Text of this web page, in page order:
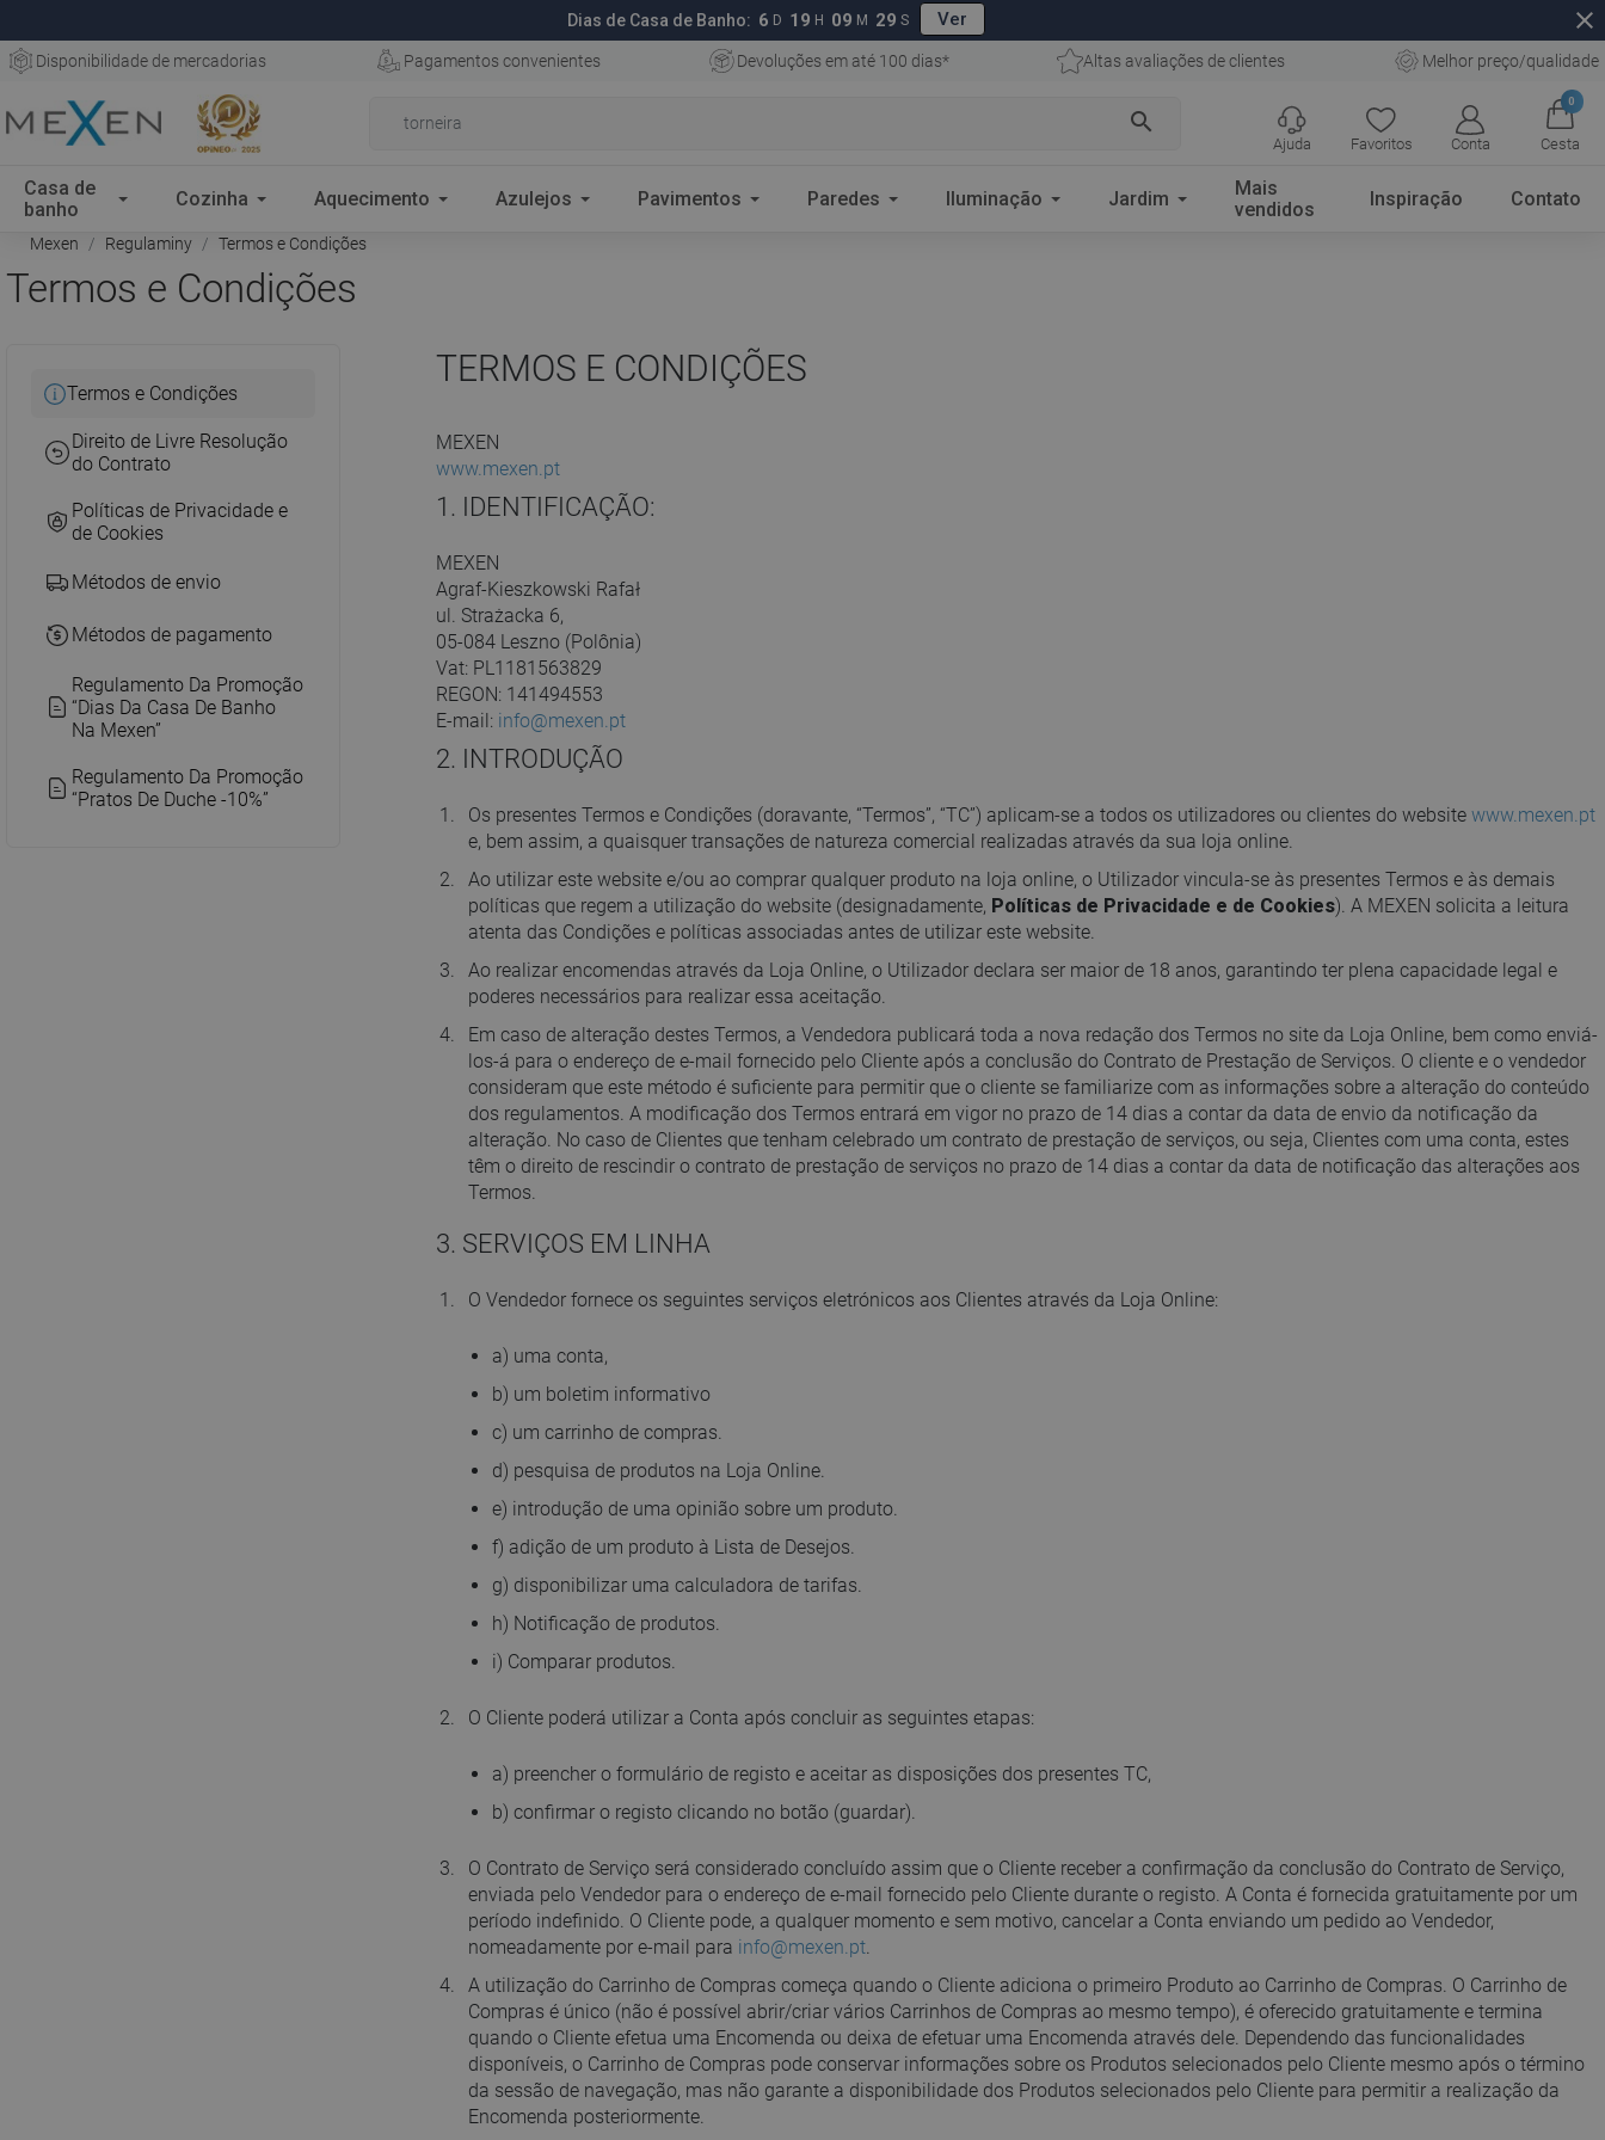
Dias de Casa de Banho: 6 D 19 H 09 M 28 S Ver close
Disponibilidade de mercadorias Pagamentos convenientes Devoluções em até 100 dias* Altas avaliações de clientes Melhor preço/qualidade
search
Favoritos Conta
0
Cesta
Ajuda
Casa de
banho
Cozinha Aquecimento Azulejos Pavimentos Paredes Iluminação Jardim
Mais
vendidos
Inspiração Contato
Mexen Regulaminy Termos e Condições
Termos e Condições
Termos e Condições
Direito de Livre Resolução
do Contrato
Políticas de Privacidade e
de Cookies
Métodos de envio
Métodos de pagamento
Regulamento Da Promoção
“Dias Da Casa De Banho
Na Mexen”
Regulamento Da Promoção
“Pratos De Duche -10%”
TERMOS E CONDIÇÕES
MEXEN
www.mexen.pt
1. IDENTIFICAÇÃO:
MEXEN
Agraf-Kieszkowski Rafał
ul. Strażacka 6,
05-084 Leszno (Polônia)
Vat: PL1181563829
REGON: 141494553
E-mail: info@mexen.pt
2. INTRODUÇÃO
Os presentes Termos e Condições (doravante, “Termos”, “TC”) aplicam-se a todos os utilizadores ou clientes do website www.mexen.pt
e, bem assim, a quaisquer transações de natureza comercial realizadas através da sua loja online.
Ao utilizar este website e/ou ao comprar qualquer produto na loja online, o Utilizador vincula-se às presentes Termos e às demais
políticas que regem a utilização do website (designadamente, Políticas de Privacidade e de Cookies). A MEXEN solicita a leitura
atenta das Condições e políticas associadas antes de utilizar este website.
Ao realizar encomendas através da Loja Online, o Utilizador declara ser maior de 18 anos, garantindo ter plena capacidade legal e
poderes necessários para realizar essa aceitação.
Em caso de alteração destes Termos, a Vendedora publicará toda a nova redação dos Termos no site da Loja Online, bem como enviá-
los-á para o endereço de e-mail fornecido pelo Cliente após a conclusão do Contrato de Prestação de Serviços. O cliente e o vendedor
consideram que este método é suficiente para permitir que o cliente se familiarize com as informações sobre a alteração do conteúdo
dos regulamentos. A modificação dos Termos entrará em vigor no prazo de 14 dias a contar da data de envio da notificação da
alteração. No caso de Clientes que tenham celebrado um contrato de prestação de serviços, ou seja, Clientes com uma conta, estes
têm o direito de rescindir o contrato de prestação de serviços no prazo de 14 dias a contar da data de notificação das alterações aos
Termos.
3. SERVIÇOS EM LINHA
O Vendedor fornece os seguintes serviços eletrónicos aos Clientes através da Loja Online:
a) uma conta,
b) um boletim informativo
c) um carrinho de compras.
d) pesquisa de produtos na Loja Online.
e) introdução de uma opinião sobre um produto.
f) adição de um produto à Lista de Desejos.
g) disponibilizar uma calculadora de tarifas.
h) Notificação de produtos.
i) Comparar produtos.
O Cliente poderá utilizar a Conta após concluir as seguintes etapas:
a) preencher o formulário de registo e aceitar as disposições dos presentes TC,
b) confirmar o registo clicando no botão (guardar).
O Contrato de Serviço será considerado concluído assim que o Cliente receber a confirmação da conclusão do Contrato de Serviço,
enviada pelo Vendedor para o endereço de e-mail fornecido pelo Cliente durante o registo. A Conta é fornecida gratuitamente por um
período indefinido. O Cliente pode, a qualquer momento e sem motivo, cancelar a Conta enviando um pedido ao Vendedor,
nomeadamente por e-mail para info@mexen.pt.
A utilização do Carrinho de Compras começa quando o Cliente adiciona o primeiro Produto ao Carrinho de Compras. O Carrinho de
Compras é único (não é possível abrir/criar vários Carrinhos de Compras ao mesmo tempo), é oferecido gratuitamente e termina
quando o Cliente efetua uma Encomenda ou deixa de efetuar uma Encomenda através dele. Dependendo das funcionalidades
disponíveis, o Carrinho de Compras pode conservar informações sobre os Produtos selecionados pelo Cliente mesmo após o término
da sessão de navegação, mas não garante a disponibilidade dos Produtos selecionados pelo Cliente para permitir a realização da
Encomenda posteriormente.